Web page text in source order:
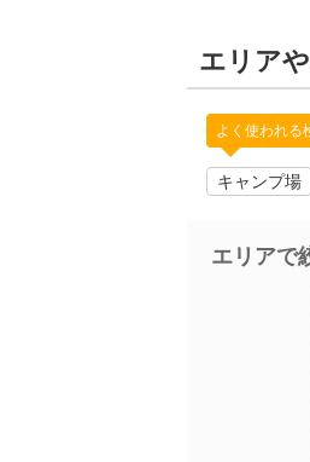
エリア
よく使われる
キャンプ場
エリアで